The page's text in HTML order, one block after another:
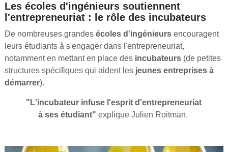
Les écoles d'ingénieurs soutiennent
l'entrepreneuriat : le rôle des incubateurs
De nombreuses grandesécoles d'ingénieursencouragent
leurs étudiants à s'engager dans l'entrepreneuriat,
notamment en mettant en place des incubateurs(de petites
structures spécifiques qui aident les jeunes entreprises à
démarrer).
"L'incubateur infuse l'esprit d'entrepreneuriat
à ses étudiant" explique Julien Roitman.